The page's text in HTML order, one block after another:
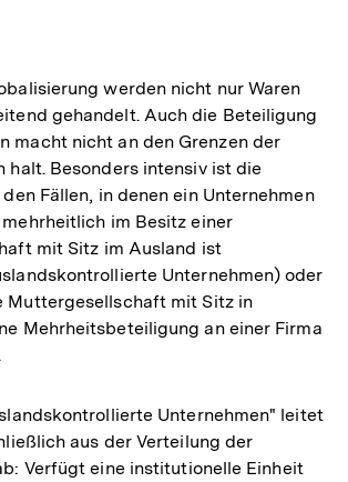
werden nicht nur Waren
gehandelt. Auch die Beteiligung
macht nicht an den Grenzen der
halt. Besonders intensiv ist die
Fällen, in denen ein Unternehmen
im Besitz einer
mit Sitz im Ausland ist
Unternehmen) oder
Muttergesellschaft mit Sitz in
Mehrheitsbeteiligung an einer Firma
Unternehmen" leitet
aus der Verteilung der
Verfügt eine institutionelle Einheit